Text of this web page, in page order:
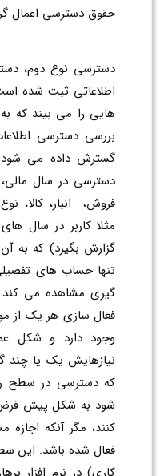
حقوق دسترسی اعمال
دسترسی نوع دوم،
اطلاعاتی ثبت شده است.
هایی را می بیند که
بررسی دسترسی
گسترش داده می شود.
دسترسی در سال مالی،
فروش، انبار، کالا،
مثلا کاربر در سال های
گزارش بگیرد) که به آن
تنها حساب های
گیری مشاهده می کند
فعال سازی هر یک از
وجود دارد و شکل
نیازهایش یک یا چند
که دسترسی در سطح
شود به شکل پیش فرض
کنند، مگر آنکه اجازه
فعال شده باشد. این